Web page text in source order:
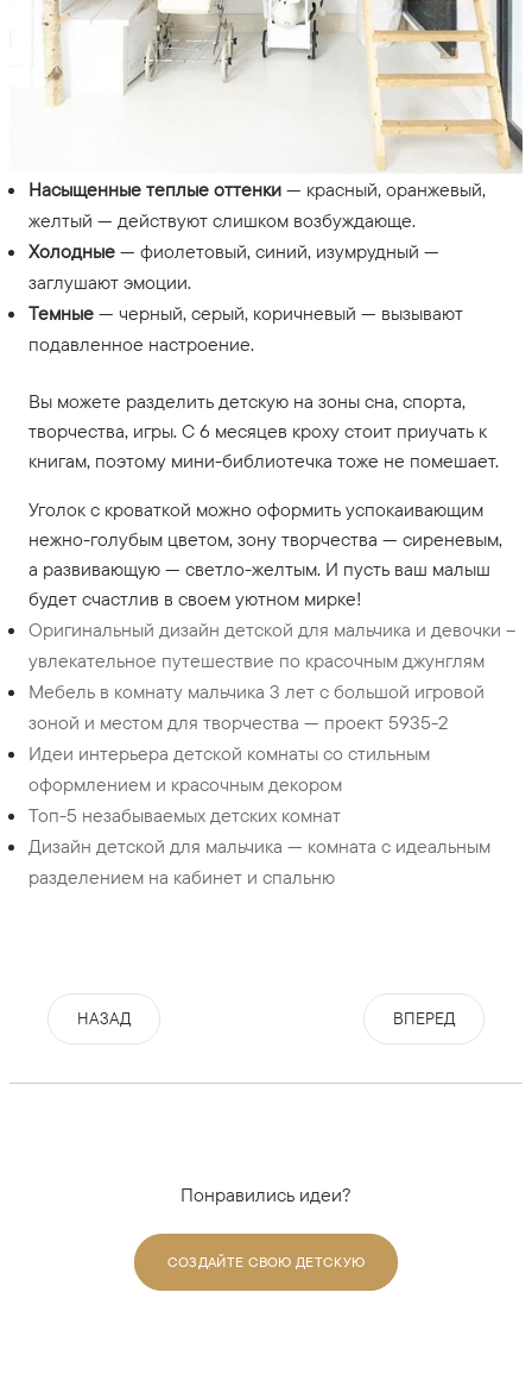
Насыщенные теплые оттенки — красный, оранжевый,
желтый — действуют слишком возбуждающе.
Холодные — фиолетовый, синий, изумрудный —
заглушают эмоции.
Темные — черный, серый, коричневый — вызывают
подавленное настроение.
Вы можете разделить детскую на зоны сна, спорта,
творчества, игры. С 6 месяцев кроху стоит приучать к
книгам, поэтому мини-библиотечка тоже не помешает.
Уголок с кроваткой можно оформить успокаивающим
нежно-голубым цветом, зону творчества — сиреневым,
а развивающую — светло-желтым. И пусть ваш малыш
будет счастлив в своем уютном мирке!
Оригинальный дизайн детской для мальчика и девочки –
увлекательное путешествие по красочным джунглям
Мебель в комнату мальчика 3 лет с большой игровой
зоной и местом для творчества — проект 5935-2
Идеи интерьера детской комнаты со стильным
оформлением и красочным декором
Топ-5 незабываемых детских комнат
Дизайн детской для мальчика — комната с идеальным
разделением на кабинет и спальню
НАЗАД ВПЕРЕД
Понравились идеи?
СОЗДАЙТЕ СВОЮ ДЕТСКУЮ